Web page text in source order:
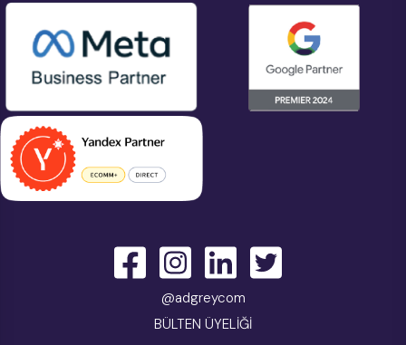
@adgreycom
BÜLTEN ÜYELİĞİ